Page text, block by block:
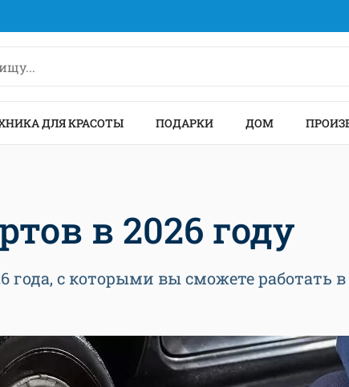
ДЛЯ КРАСОТЫ ПОДАРКИ ДОМ
в 2026 году
с которыми вы сможете работать в